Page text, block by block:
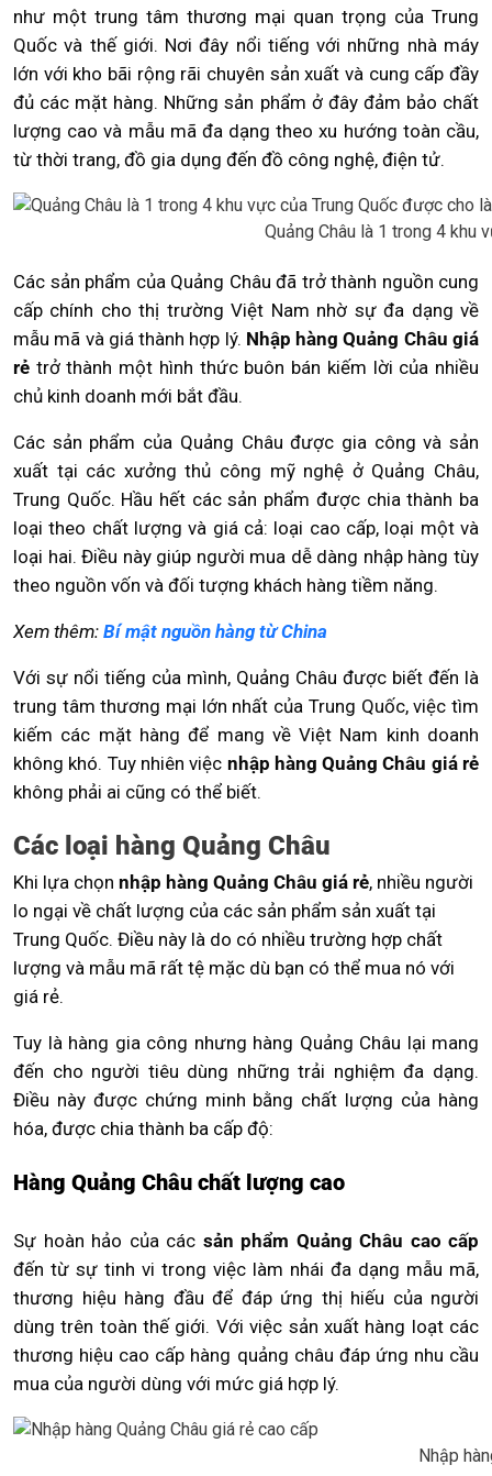
như một trung tâm thương mại quan trọng của Trung
Quốc và thế giới. Nơi đây nổi tiếng với những nhà máy
lớn với kho bãi rộng rãi chuyên sản xuất và cung cấp đầy
đủ các mặt hàng. Những sản phẩm ở đây đảm bảo chất
lượng cao và mẫu mã đa dạng theo xu hướng toàn cầu,
từ thời trang, đồ gia dụng đến đồ công nghệ, điện tử.
Quảng Châu là 1 trong 4 khu
Các sản phẩm của Quảng Châu đã trở thành nguồn cung
cấp chính cho thị trường Việt Nam nhờ sự đa dạng về
mẫu mã và giá thành hợp lý. Nhập hàng Quảng Châu giá
rẻ trở thành một hình thức buôn bán kiếm lời của nhiều
chủ kinh doanh mới bắt đầu.
Các sản phẩm của Quảng Châu được gia công và sản
xuất tại các xưởng thủ công mỹ nghệ ở Quảng Châu,
Trung Quốc. Hầu hết các sản phẩm được chia thành ba
loại theo chất lượng và giá cả: loại cao cấp, loại một và
loại hai. Điều này giúp người mua dễ dàng nhập hàng tùy
theo nguồn vốn và đối tượng khách hàng tiềm năng.
Xem thêm: Bí mật nguồn hàng từ China
Với sự nổi tiếng của mình, Quảng Châu được biết đến là
trung tâm thương mại lớn nhất của Trung Quốc, việc tìm
kiếm các mặt hàng để mang về Việt Nam kinh doanh
không khó. Tuy nhiên việc nhập hàng Quảng Châu giá rẻ
không phải ai cũng có thể biết.
Các loại hàng Quảng Châu
Khi lựa chọn nhập hàng Quảng Châu giá rẻ, nhiều người
lo ngại về chất lượng của các sản phẩm sản xuất tại
Trung Quốc. Điều này là do có nhiều trường hợp chất
lượng và mẫu mã rất tệ mặc dù bạn có thể mua nó với
giá rẻ.
Tuy là hàng gia công nhưng hàng Quảng Châu lại mang
đến cho người tiêu dùng những trải nghiệm đa dạng.
Điều này được chứng minh bằng chất lượng của hàng
hóa, được chia thành ba cấp độ:
Hàng Quảng Châu chất lượng cao
Sự hoàn hảo của các sản phẩm Quảng Châu cao cấp
đến từ sự tinh vi trong việc làm nhái đa dạng mẫu mã,
thương hiệu hàng đầu để đáp ứng thị hiếu của người
dùng trên toàn thế giới. Với việc sản xuất hàng loạt các
thương hiệu cao cấp hàng quảng châu đáp ứng nhu cầu
mua của người dùng với mức giá hợp lý.
Nhập